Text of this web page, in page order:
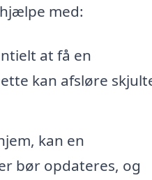
med:
at få en
kan afsløre
kan en
bør opdateres, og